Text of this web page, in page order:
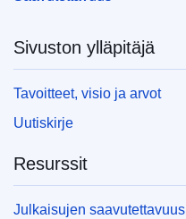
Sivuston ylläpitäjä
Tavoitteet, visio ja arvot
Uutiskirje
Resurssit
Julkaisujen saavutettavuus